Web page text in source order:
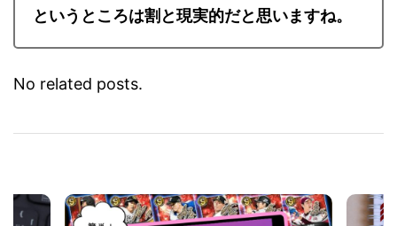
というところは割と現実的だと思いますね。
No related posts.